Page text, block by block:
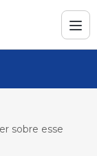
sobre esse